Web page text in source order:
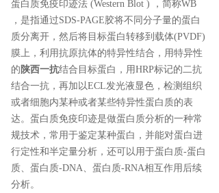
蛋白质免疫印迹法 (Western Blot ) ，简称WB
，是指通过SDS-PAGE胶将不同分子量的蛋白
质分离开，然后将目标蛋白转移到载体(PVDF)
膜上，利用抗原抗体的特异性结合，用特异性
的 陕西一抗结合目标蛋白，用HRP标记的二抗
结合一抗，再加以ECL发光液显色，检测组织
或者细胞内某种或者某些特异性蛋白质的表
达。蛋白质免疫印迹是做蛋白质分析的一种常
规技术，常用于鉴定某种蛋白，并能对蛋白进
行定性和半定量分析，还可以用于蛋白质-蛋白
质、蛋白质-DNA、蛋白质-RNA相互作用后续
分析。